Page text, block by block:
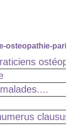
osteopathie-